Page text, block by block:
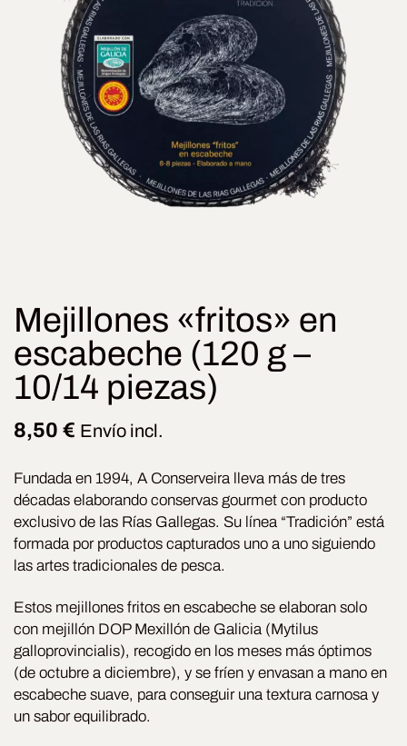
Mejillones «fritos» en
escabeche (120 g –
10/14 piezas)
8,50 € Envío incl.
Fundada en 1994, A Conserveira lleva más de tres
décadas elaborando conservas gourmet con producto
exclusivo de las Rías Gallegas. Su línea “Tradición” está
formada por productos capturados uno a uno siguiendo
las artes tradicionales de pesca.
Estos mejillones fritos en escabeche se elaboran solo
con mejillón DOP Mexillón de Galicia (Mytilus
galloprovincialis), recogido en los meses más óptimos
(de octubre a diciembre), y se fríen y envasan a mano en
escabeche suave, para conseguir una textura carnosa y
un sabor equilibrado.